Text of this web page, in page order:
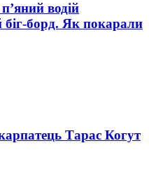
водій
борд. Як покарали
Тарас Когут